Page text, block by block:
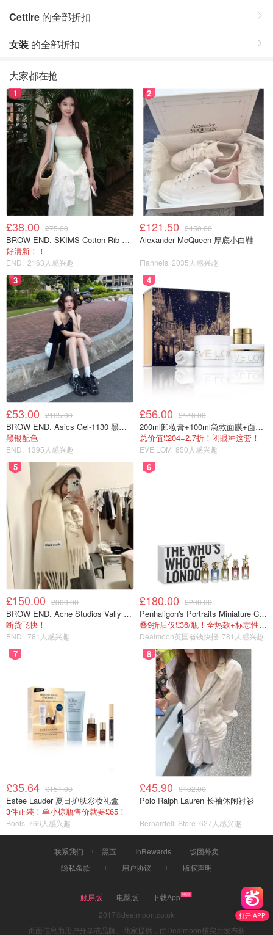
Cettire 的全部折扣
女装 的全部折扣
打开 APP
大家都在抢
1
£38.00 £75.00
BROW END. SKIMS Cotton Rib 长款背心连衣裙 薄荷绿
好清新！！
END. 2163人感兴趣
2
£121.50 £450.00
Alexander McQueen 厚底小白鞋
Flannels 2035人感兴趣
3
£53.00 £105.00
BROW END. Asics Gel-1130 黑色运动鞋
黑银配色
END. 1395人感兴趣
4
£56.00 £140.00
200ml卸妆膏+100ml急救面膜+面霜+洁颜布
总价值£204=2.7折！闭眼冲这套！
EVE LOM 850人感兴趣
5
£150.00 £300.00
BROW END. Acne Studios Vally 刺绣围巾 白色
断货飞快！
END. 781人感兴趣
6
£180.00 £200.00
Penhaligon's Portraits Miniature Collection 香氛套装 5瓶装
叠9折后仅£36/瓶！全热款+标志性兽首头
Dealmoon英国省钱快报 781人感兴趣
7
£35.64 £151.00
Estee Lauder 夏日护肤彩妆礼盒
3件正装！单小棕瓶售价就要£65！
Boots 766人感兴趣
8
£45.90 £102.00
Polo Ralph Lauren 长袖休闲衬衫
Bernardelli Store 627人感兴趣
联系我们 黑五 InRewards
饭团外卖
隐私条款
用户协议 版权声明
触屏版 电脑版
下载App
2017©dealmoon.co.uk
页面信息由用户分享或品牌、商家提供，由Dealmoon核实后发布折